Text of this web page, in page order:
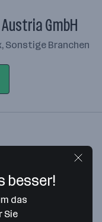
GmbH
Sonstige Branchen
besser!
das
Sie